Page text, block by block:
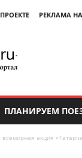
РЕКЛАМА
ПЛАНИРУЕМ
акция